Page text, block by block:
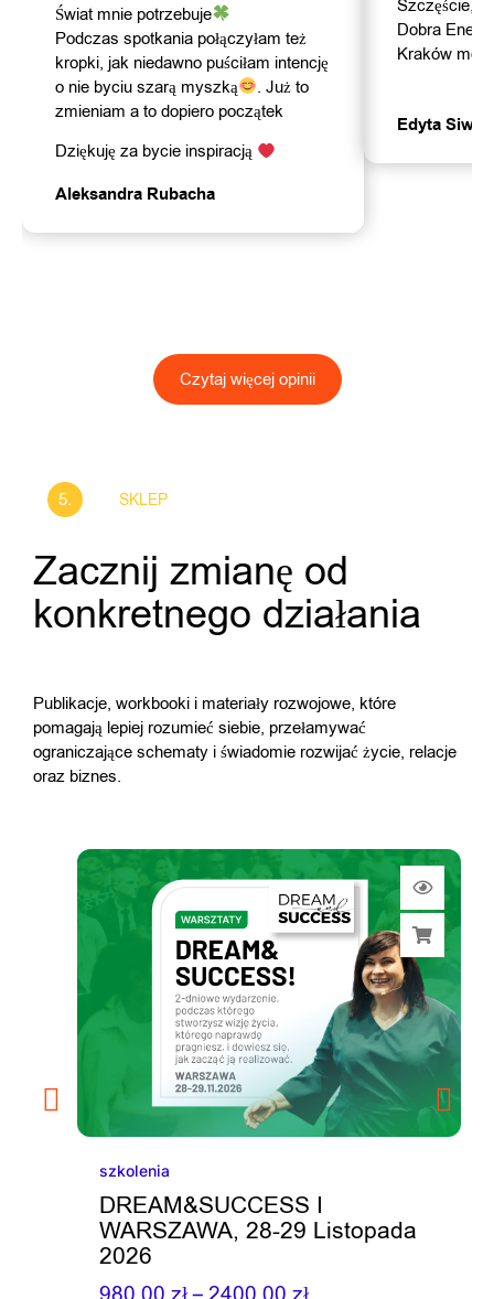
Świat mnie potrzebuje
Podczas spotkania połączyłam też
kropki, jak niedawno puściłam intencję
o nie byciu szarą myszką
. Już to
zmieniam a to dopiero początek
Dziękuję za bycie inspiracją
Aleksandra Rubacha
Szczęście,
Dobra
Kraków
Edyta Siwek
Czytaj więcej opinii
5. SKLEP
Zacznij zmianę od
konkretnego działania
Publikacje, workbooki i materiały rozwojowe, które
pomagają lepiej rozumieć siebie, przełamywać
ograniczające schematy i świadomie rozwijać życie, relacje
oraz biznes.
szkolenia
DREAM&SUCCESS I
WARSZAWA, 28-29 Listopada
2026
–